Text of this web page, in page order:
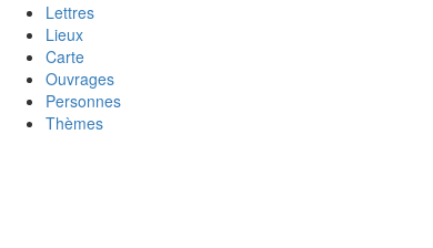
Lettres
Lieux
Carte
Ouvrages
Personnes
Thèmes